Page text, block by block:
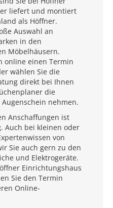
liefert und montiert
als Höffner.
Auswahl an
in den
Möbelhäusern.
online einen Termin
wählen Sie die
direkt bei Ihnen
die
nehmen.
Anschaffungen ist
Auch bei kleinen oder
von
Sie auch gern zu den
und Elektrogeräte.
Einrichtungshaus
Sie den Termin
Online-